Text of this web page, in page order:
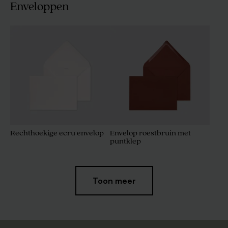
Enveloppen
Rechthoekige ecru envelop
Envelop roestbruin met
puntklep
Toon meer